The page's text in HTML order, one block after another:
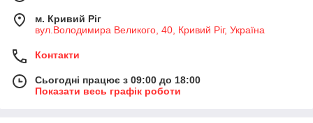
м. Кривий Ріг
вул.Володимира Великого, 40, Кривий Ріг, Україна
Контакти
Сьогодні працює з 09:00 до 18:00
Показати весь графік роботи